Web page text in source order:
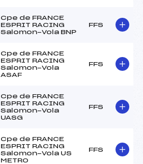
Cpe de FRANCE
ESPRIT RACING
Salomon-Vola BNP
FFS
Cpe de FRANCE
ESPRIT RACING
Salomon-Vola
ASAF
FFS
Cpe de FRANCE
ESPRIT RACING
Salomon-Vola
UASG
FFS
Cpe de FRANCE
ESPRIT RACING
Salomon-Vola US
METRO
FFS